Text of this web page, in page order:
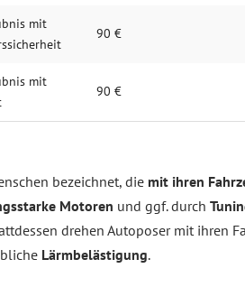
mit
90 €
mit
90 €
bezeichnet, die mit ihren
Motoren und ggf. durch
drehen Autoposer mit ihren
Lärmbelästigung.